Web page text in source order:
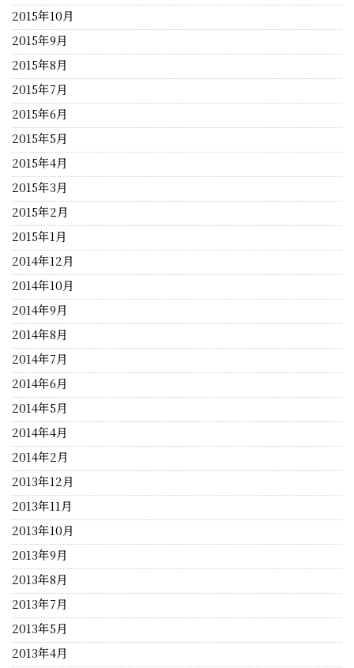
2015年10月
2015年9月
2015年8月
2015年7月
2015年6月
2015年5月
2015年4月
2015年3月
2015年2月
2015年1月
2014年12月
2014年10月
2014年9月
2014年8月
2014年7月
2014年6月
2014年5月
2014年4月
2014年2月
2013年12月
2013年11月
2013年10月
2013年9月
2013年8月
2013年7月
2013年5月
2013年4月